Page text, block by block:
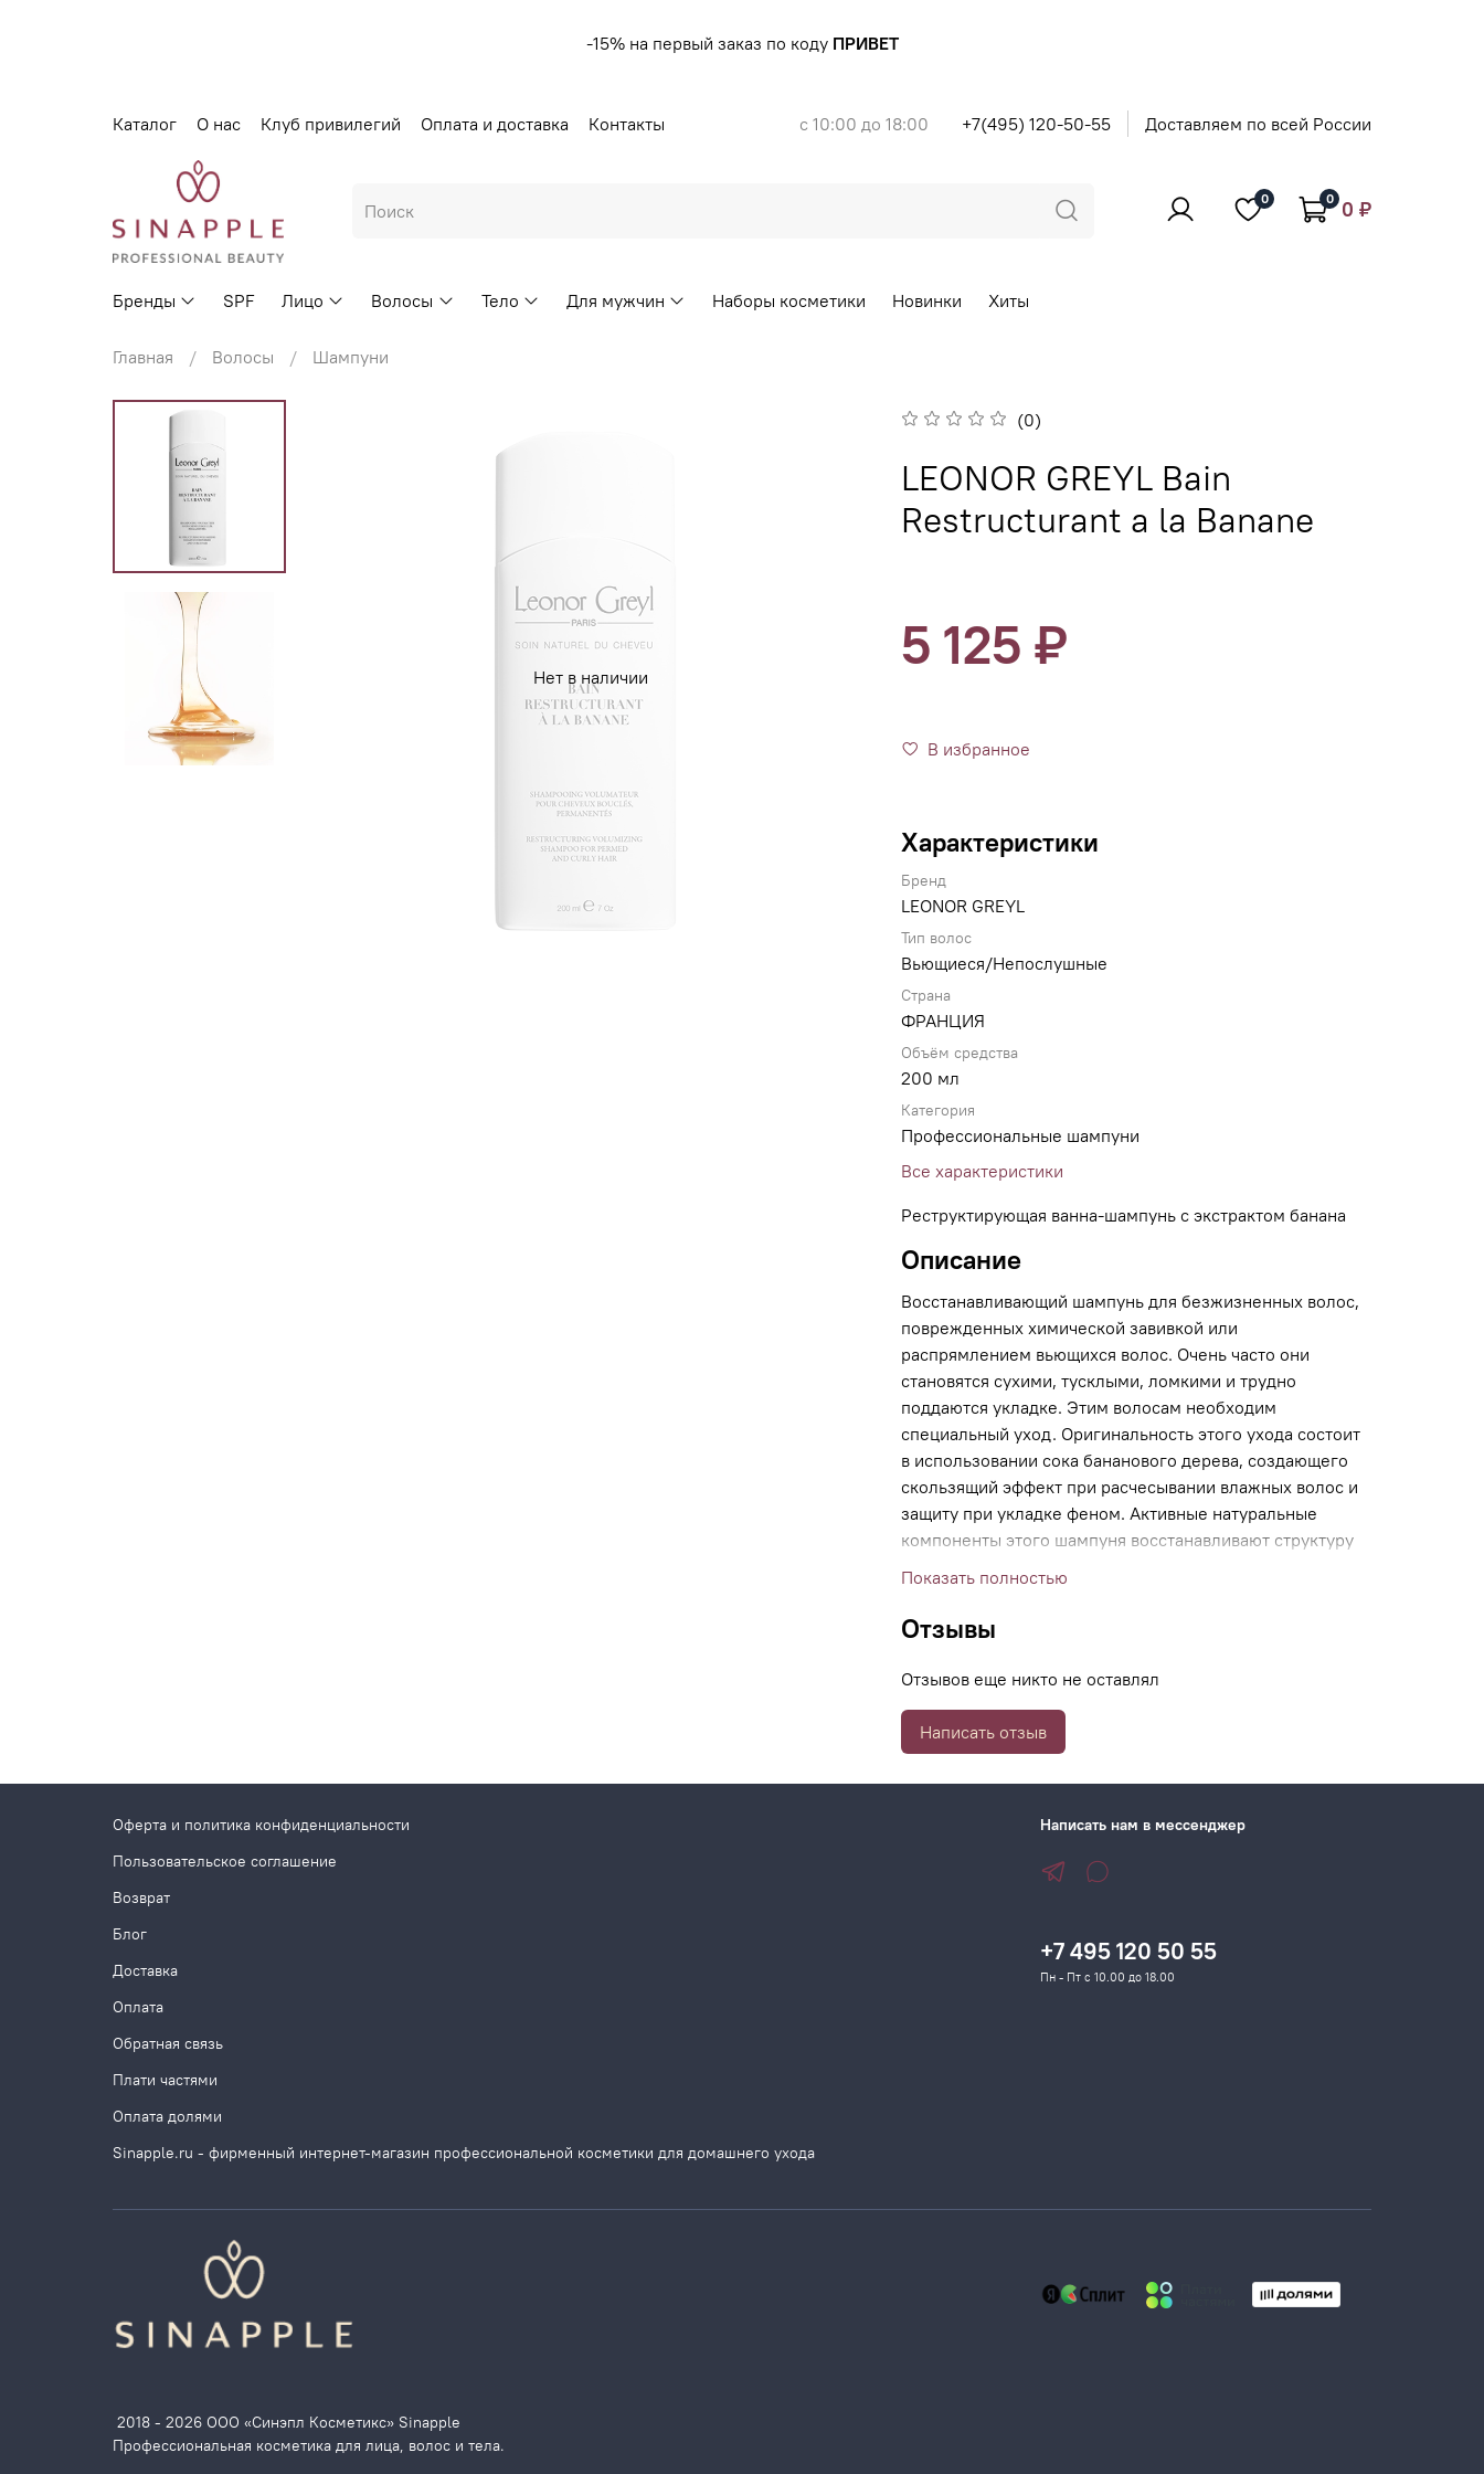
-15% на первый заказ по коду ПРИВЕТ
Каталог О нас Клуб привилегий Оплата и доставка Контакты с 10:00 до 18:00 +7(495) 120-50-55 Доставляем по всей России
0 0 0 ₽
Бренды SPF Лицо Волосы Тело Для мужчин Наборы косметики Новинки Хиты
Главная Волосы Шампуни
Нет в наличии
(0)
LEONOR GREYL Bain
Restructurant a la Banane
5 125 ₽
В избранное
Характеристики
Бренд
LEONOR GREYL
Тип волос
Вьющиеся/Непослушные
Страна
ФРАНЦИЯ
Объём средства
200 мл
Категория
Профессиональные шампуни
Все характеристики
Реструктирующая ванна-шампунь с экстрактом банана
Описание
Восстанавливающий шампунь для безжизненных волос,
поврежденных химической завивкой или
распрямлением вьющихся волос. Очень часто они
становятся сухими, тусклыми, ломкими и трудно
поддаются укладке. Этим волосам необходим
специальный уход. Оригинальность этого ухода состоит
в использовании сока бананового дерева, создающего
скользящий эффект при расчесывании влажных волос и
защиту при укладке феном. Активные натуральные
компоненты этого шампуня восстанавливают структуру
волос, возвращают волосам природный блеск, придают
распрямлению волос.
Показать полностью
Отзывы
Отзывов еще никто не оставлял
Написать отзыв
Оферта и политика конфиденциальности
Пользовательское соглашение
Возврат
Блог
Доставка
Оплата
Обратная связь
Плати частями
Оплата долями
Sinapple.ru - фирменный интернет-магазин профессиональной косметики для домашнего ухода
Написать нам в мессенджер
+7 495 120 50 55
Пн - Пт с 10.00 до 18.00
2018 - 2026 ООО «Синэпл Косметикс» Sinapple
Профессиональная косметика для лица, волос и тела.